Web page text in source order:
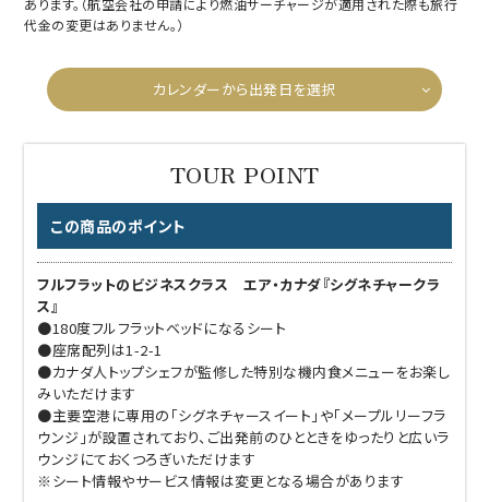
あります。（航空会社の申請により燃油サーチャージが適用された際も旅行
代金の変更はありません。）
カレンダーから出発日を選択
この商品のポイント
フルフラットのビジネスクラス エア・カナダ『シグネチャークラ
ス』
●180度フルフラットベッドになるシート
●座席配列は1-2-1
●カナダ人トップシェフが監修した特別な機内食メニューをお楽し
みいただけます
●主要空港に専用の「シグネチャースイート」や「メープルリーフラ
ウンジ」が設置されており、ご出発前のひとときをゆったりと広いラ
ウンジにておくつろぎいただけます
※シート情報やサービス情報は変更となる場合があります